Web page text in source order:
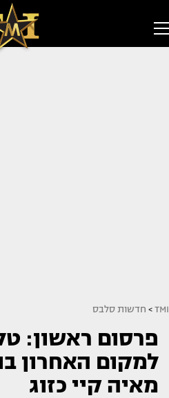
TMI
> חדשות סלבס
פרסום ראשון:
למקום האחרון
מאיה קיי כזוג